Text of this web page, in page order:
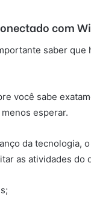
com
saber
você sabe
esperar.
da tecnologia,
as atividades do